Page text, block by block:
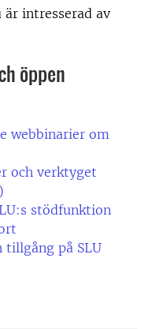
är intresserad av
öppen
webbinarier om
och verktyget
stödfunktion
tillgång på SLU